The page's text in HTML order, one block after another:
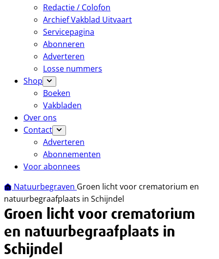
Redactie / Colofon
Archief Vakblad Uitvaart
Servicepagina
Abonneren
Adverteren
Losse nummers
Shop
Boeken
Vakbladen
Over ons
Contact
Adverteren
Abonnementen
Voor abonnees
Natuurbegraven Groen licht voor crematorium en
natuurbegraafplaats in Schijndel
Groen licht voor crematorium
en natuurbegraafplaats in
Schijndel